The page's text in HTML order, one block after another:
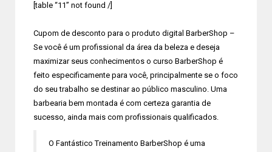
[table “11” not found /]
Cupom de desconto para o produto digital BarberShop –
Se você é um profissional da área da beleza e deseja
maximizar seus conhecimentos o curso BarberShop é
feito especificamente para você, principalmente se o foco
do seu trabalho se destinar ao público masculino. Uma
barbearia bem montada é com certeza garantia de
sucesso, ainda mais com profissionais qualificados.
O Fantástico Treinamento BarberShop é uma